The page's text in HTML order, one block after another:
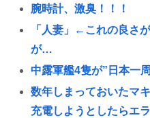
腕時計、激臭！！！
「人妻」←これの良さ
が…
中露軍艦4隻が”日本一
数年しまっておいたマ
充電しようとしたらエ